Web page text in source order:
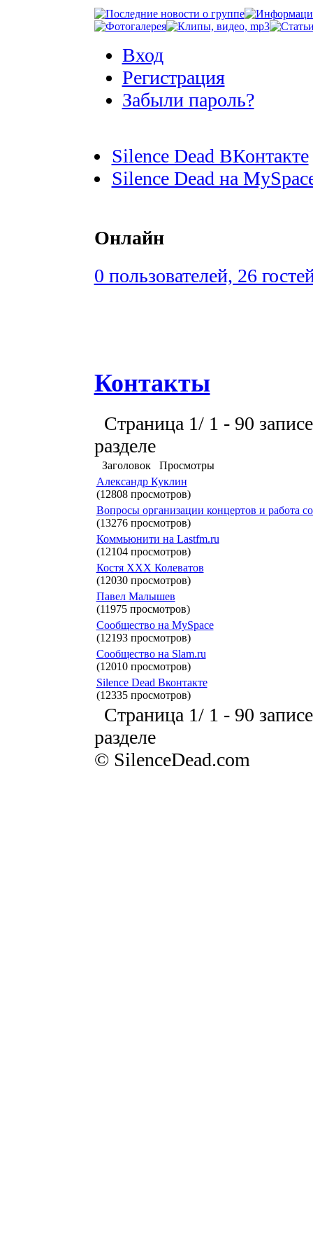
Вход
Регистрация
Забыли пароль?
Silence Dead ВКонтакте
Silence Dead на
Онлайн
0 пользователей, 26
Контакты
Страница 1/ 1 - 90
разделе
Заголовок
Просмотры
Александр Куклин
(12808 просмотров)
Вопросы организации концертов и работа
(13276 просмотров)
Коммьюнити на Lastfm.ru
(12104 просмотров)
Костя XXX Колеватов
(12030 просмотров)
Павел Малышев
(11975 просмотров)
Сообщество на MySpace
(12193 просмотров)
Сообщество на Slam.ru
(12010 просмотров)
Silence Dead Вконтакте
(12335 просмотров)
Страница 1/ 1 - 90
разделе
© SilenceDead.com